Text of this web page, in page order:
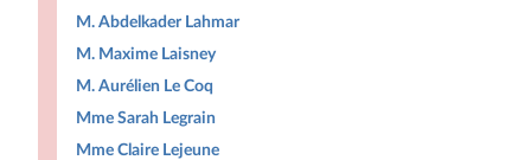
M. Abdelkader Lahmar
M. Maxime Laisney
M. Aurélien Le Coq
Mme Sarah Legrain
Mme Claire Lejeune